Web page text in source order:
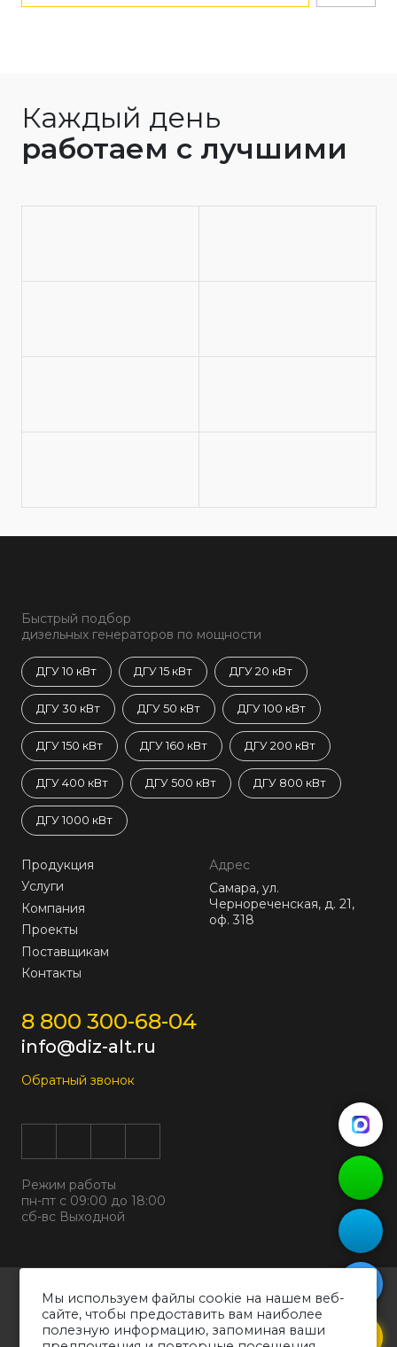
Каждый день
работаем с лучшими
Быстрый подбор
дизельных генераторов по мощности
ДГУ 10 кВт ДГУ 15 кВт ДГУ 20 кВт
ДГУ 30 кВт ДГУ 50 кВт ДГУ 100 кВт
ДГУ 150 кВт ДГУ 160 кВт ДГУ 200 кВт
ДГУ 400 кВт ДГУ 500 кВт ДГУ 800 кВт
ДГУ 1000 кВт
Продукция
Услуги
Компания
Проекты
Поставщикам
Контакты
Адрес
Самара, ул.
Чернореченская, д. 21,
оф. 318
8 800 300-68-04
info@diz-alt.ru
Обратный звонок
Режим работы
пн-пт с 09:00 до 18:00
сб-вс Выходной
Все права защищены © 2026
ООО "ДИЗАЛЬТ"
ИНН 6318069799 ОГРН 1226300038194
Мы используем файлы cookie на нашем веб-
сайте, чтобы предоставить вам наиболее
полезную информацию, запоминая ваши